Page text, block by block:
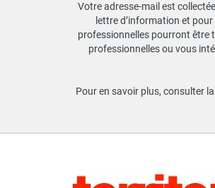
Votre adresse-mail est
lettre d’information et
professionnelles pourront être
professionnelles ou vous
Pour en savoir plus, consulter